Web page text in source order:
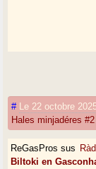
# Le 22 octobre
Hales minjadéres #2
ReGasPros sus
Biltoki en